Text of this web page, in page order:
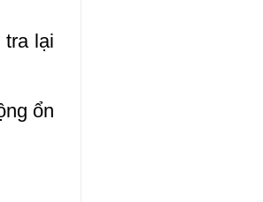
lại
ổn